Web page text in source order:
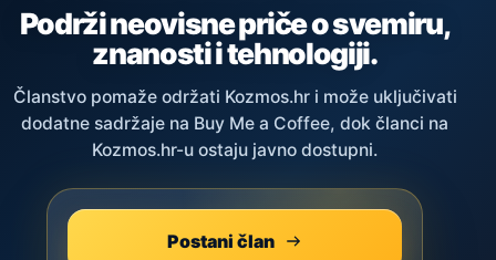
Podrži neovisne priče o svemiru,
znanosti i tehnologiji.
Članstvo pomaže održati Kozmos.hr i može uključivati
dodatne sadržaje na Buy Me a Coffee, dok članci na
Kozmos.hr-u ostaju javno dostupni.
Postani član